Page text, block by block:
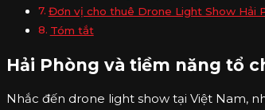
Đơn vị cho thuê Drone Light Show Hải
Tóm tắt
Hải Phòng và tiềm năng tổ
Nhắc đến drone light show tại Việt Nam,